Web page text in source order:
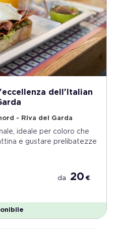
dell'Italian
- Riva del Garda
ideale per coloro che
e gustare prelibatezze
da 20 €